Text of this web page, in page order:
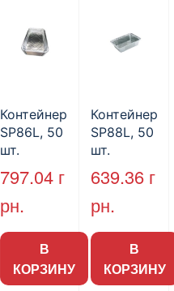
Контейнер
SP86L, 50
шт.
797.04 г
рн.
В
КОРЗИНУ
Контейнер
SP88L, 50
шт.
639.36 г
рн.
В
КОРЗИНУ